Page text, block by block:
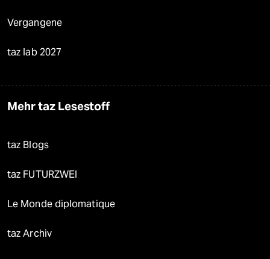
Vergangene
taz lab 2027
Mehr taz Lesestoff
taz Blogs
taz FUTURZWEI
Le Monde diplomatique
taz Archiv